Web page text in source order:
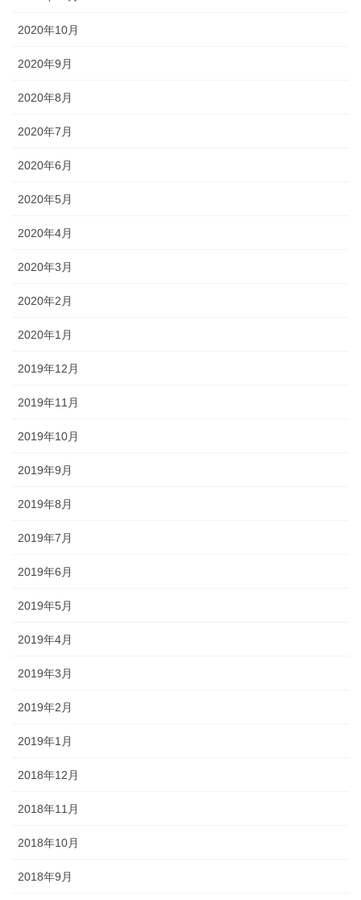
2020年10月
2020年9月
2020年8月
2020年7月
2020年6月
2020年5月
2020年4月
2020年3月
2020年2月
2020年1月
2019年12月
2019年11月
2019年10月
2019年9月
2019年8月
2019年7月
2019年6月
2019年5月
2019年4月
2019年3月
2019年2月
2019年1月
2018年12月
2018年11月
2018年10月
2018年9月